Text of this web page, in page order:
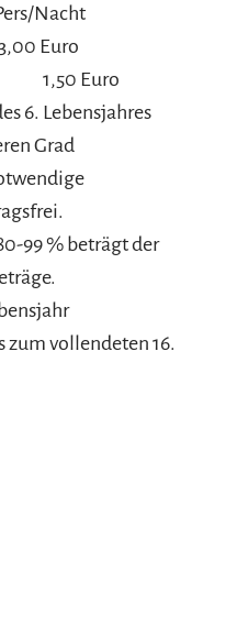
Nacht
Euro
1,50 Euro
6. Lebensjahres
Grad
99 % beträgt der
zum vollendeten 16.